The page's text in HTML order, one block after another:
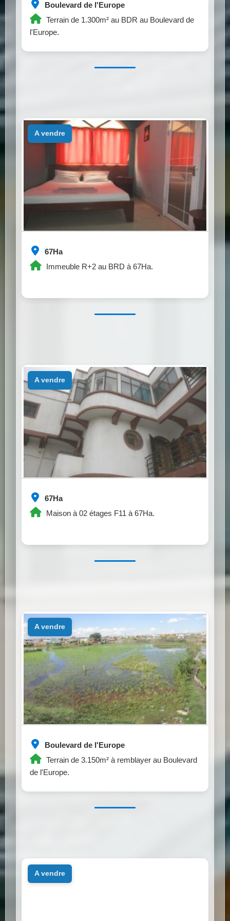
Boulevard de l'Europe
Terrain de 1.300m² au BDR au Boulevard de
l'Europe.
67Ha
Immeuble R+2 au BRD à 67Ha.
a vendre
67Ha
Maison à 02 étages F11 à 67Ha.
a vendre
Boulevard de l'Europe
Terrain de 3.150m² à remblayer au Boulevard
de l'Europe.
a vendre
a vendre